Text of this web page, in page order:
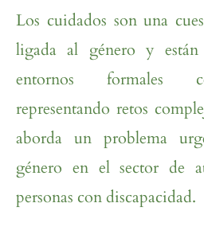
Los cuidados son una
ligada al género y están
entornos formales
representando retos
aborda un problema
género en el sector de
personas con discapacidad.